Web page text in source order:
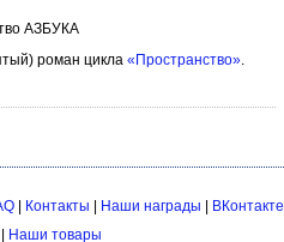
АЗБУКА
роман цикла «Пространство».
| Контакты Наши награды
ВКонтакте
Наши товары